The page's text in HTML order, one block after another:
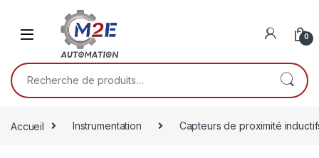
Passer à la navigation
0
Recherche pour :
Accueil Instrumentation Capteurs de proximité